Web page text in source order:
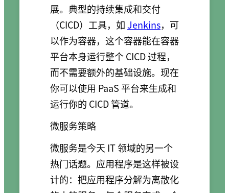
展。典型的持续集成和交付
（CICD）工具，如 Jenkins，可
以作为容器，这个容器能在容器
平台本身运行整个 CICD 过程，
而不需要额外的基础设施。现在
你可以使用 PaaS 平台来生成和
运行你的 CICD 管道。
微服务策略
微服务是今天 IT 领域的另一个
热门话题。应用程序是这样被设
计的：把应用程序分解为离散化